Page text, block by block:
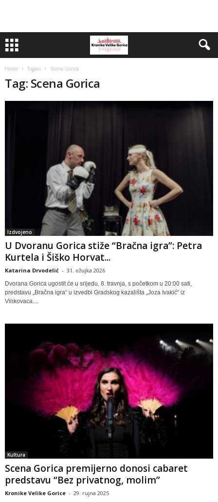
Home Tagovi Scena Gorica
Tag: Scena Gorica
Izdvojeno
U Dvoranu Gorica stiže “Bračna igra”: Petra
Kurtela i Šiško Horvat...
Katarina Drvodelić - 31. ožujka 2026
Dvorana Gorica ugostit će u srijedu, 8. travnja, s početkom u 20:00 sati,
predstavu „Bračna igra“ u izvedbi Gradskog kazališta „Joza Ivakić“ iz
Vinkovaca....
Kultura
Scena Gorica premijerno donosi cabaret
predstavu “Bez privatnog, molim”
Kronike Velike Gorice - 29. rujna 2025